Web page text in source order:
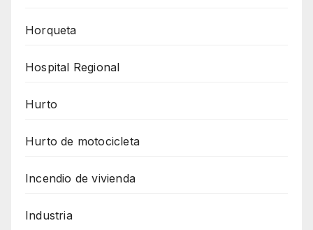
Horqueta
Hospital Regional
Hurto
Hurto de motocicleta
Incendio de vivienda
Industria